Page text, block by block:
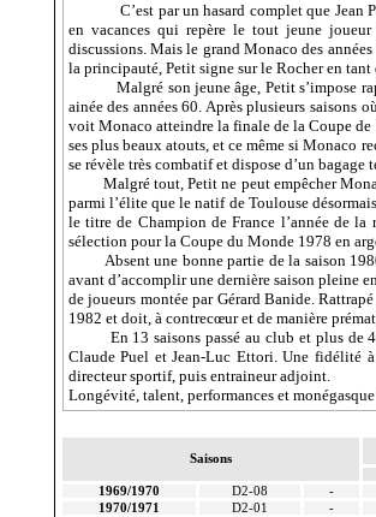
C’est par un hasard complet que
en vacances qui repère le tout jeune
discussions. Mais le grand Monaco des
la principauté, Petit signe sur le Rocher en tant
Malgré son jeune âge, Petit s’impose
ainée des années 60. Après plusieurs saisons
voit Monaco atteindre la finale dela Coupe de
ses plus beaux atouts, et ce même si Monaco
se révèle très combatif et dispose d’un
Malgré tout, Petit ne peut empêcher
parmi l’élite que le natif de Toulouse
le titre de Champion de France l’année de
sélection pourla Coupedu Monde 1978 en
Absent une bonne partie de la saison
avant d’accomplir une dernière saison pleine
de joueurs montée par Gérard Banide.
1982 et doit, à contrecœur et de manière
En 13 saisons passé au club et plus de
Claude Puel et Jean-Luc Ettori. Une fidélité
directeur sportif, puis entraineur adjoint.
Longévité, talent, performances et
Saisons
1969/1970
D2-08 -
1970/1971
D2-01 -